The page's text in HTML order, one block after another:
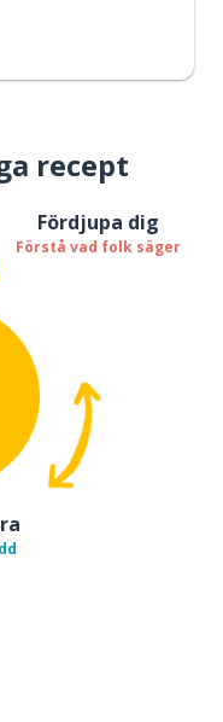
recept
Fördjupa dig
Förstå vad folk säger